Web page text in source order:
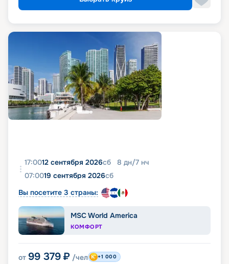
17:0012 сентября 2026сб 8 дн/7 нч
07:0019 сентября 2026сб
Вы посетите 3 страны:
MSC World America
КОМФОРТ
от 99 379 ₽ /чел +1 000